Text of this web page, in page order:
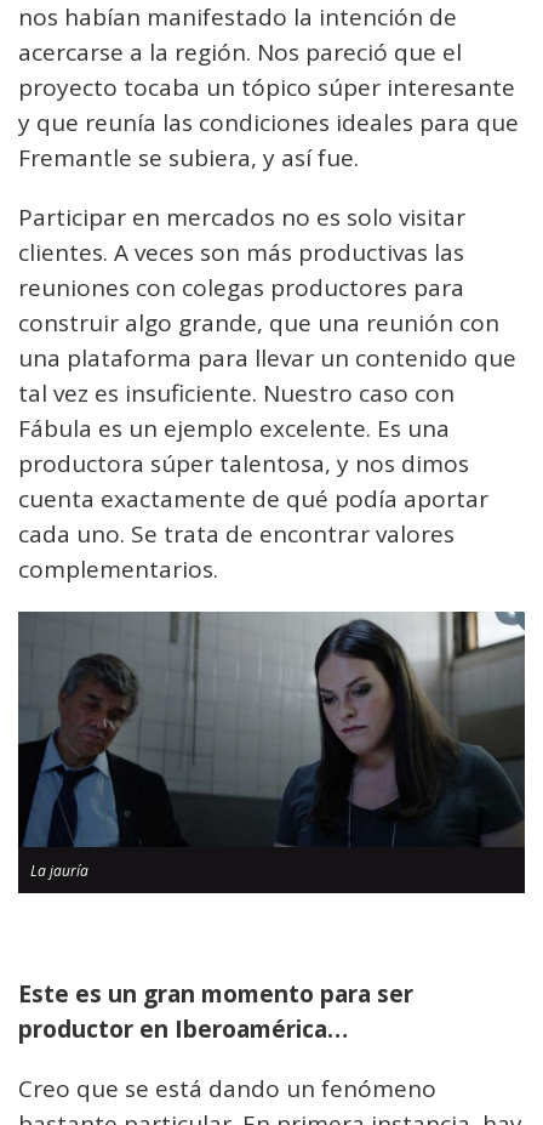
nos habían manifestado la intención de
acercarse a la región. Nos pareció que el
proyecto tocaba un tópico súper interesante
y que reunía las condiciones ideales para que
Fremantle se subiera, y así fue.
Participar en mercados no es solo visitar
clientes. A veces son más productivas las
reuniones con colegas productores para
construir algo grande, que una reunión con
una plataforma para llevar un contenido que
tal vez es insuficiente. Nuestro caso con
Fábula es un ejemplo excelente. Es una
productora súper talentosa, y nos dimos
cuenta exactamente de qué podía aportar
cada uno. Se trata de encontrar valores
complementarios.
La jauría
Este es un gran momento para ser
productor en Iberoamérica…
Creo que se está dando un fenómeno